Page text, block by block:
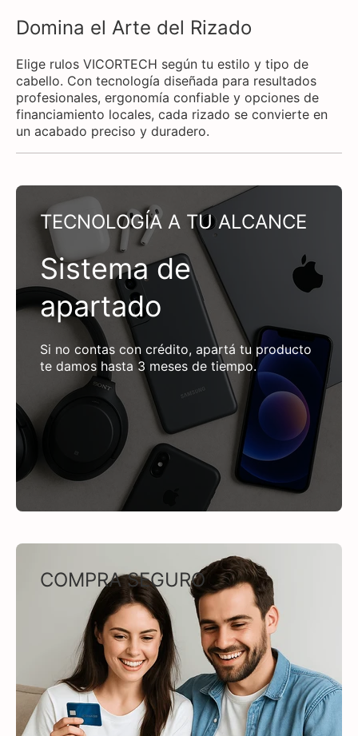
Domina el Arte del Rizado
Elige rulos VICORTECH según tu estilo y tipo de
cabello. Con tecnología diseñada para resultados
profesionales, ergonomía confiable y opciones de
financiamiento locales, cada rizado se convierte en
un acabado preciso y duradero.
TECNOLOGÍA A TU ALCANCE
Sistema de
apartado
Si no contas con crédito, apartá tu producto
te damos hasta 3 meses de tiempo.
COMPRA SEGURO